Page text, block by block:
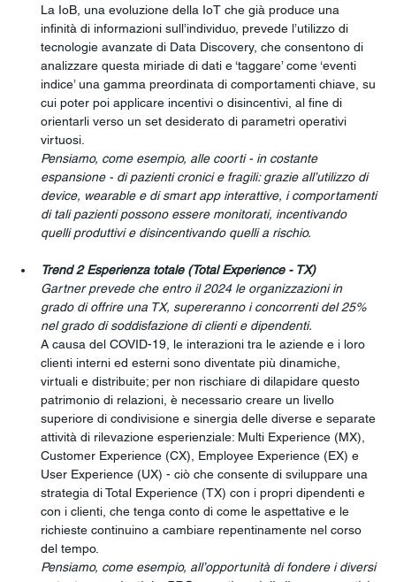
La IoB, una evoluzione della IoT che già produce una
infinità di informazioni sull’individuo, prevede l’utilizzo di
tecnologie avanzate di Data Discovery, che consentono di
analizzare questa miriade di dati e ‘taggare’ come ‘eventi
indice’ una gamma preordinata di comportamenti chiave, su
cui poter poi applicare incentivi o disincentivi, al fine di
orientarli verso un set desiderato di parametri operativi
virtuosi.
Pensiamo, come esempio, alle coorti - in costante
espansione - di pazienti cronici e fragili: grazie all’utilizzo di
device, wearable e di smart app interattive, i comportamenti
di tali pazienti possono essere monitorati, incentivando
quelli produttivi e disincentivando quelli a rischio.
Trend 2 Esperienza totale (Total Experience - TX)
Gartner prevede che entro il 2024 le organizzazioni in
grado di offrire una TX, supereranno i concorrenti del 25%
nel grado di soddisfazione di clienti e dipendenti.
A causa del COVID-19, le interazioni tra le aziende e i loro
clienti interni ed esterni sono diventate più dinamiche,
virtuali e distribuite; per non rischiare di dilapidare questo
patrimonio di relazioni, è necessario creare un livello
superiore di condivisione e sinergia delle diverse e separate
attività di rilevazione esperienziale: Multi Experience (MX),
Customer Experience (CX), Employee Experience (EX) e
User Experience (UX) - ciò che consente di sviluppare una
strategia di Total Experience (TX) con i propri dipendenti e
con i clienti, che tenga conto di come le aspettative e le
richieste continuino a cambiare repentinamente nel corso
del tempo.
Pensiamo, come esempio, all’opportunità di fondere i diversi